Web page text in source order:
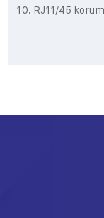
RJ11/45